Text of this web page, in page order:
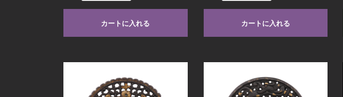
カートに入れる カートに入れる